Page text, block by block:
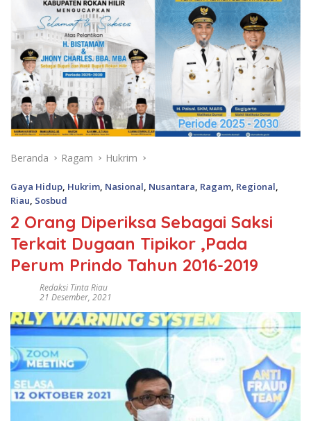
Beranda Ragam Hukrim
Gaya Hidup Hukrim Nasional Nusantara Ragam Regional
Riau Sosbud
2 Orang Diperiksa Sebagai Saksi
Terkait Dugaan Tipikor ,Pada
Perum Prindo Tahun 2016-2019
Redaksi Tinta Riau
21 Desember, 2021